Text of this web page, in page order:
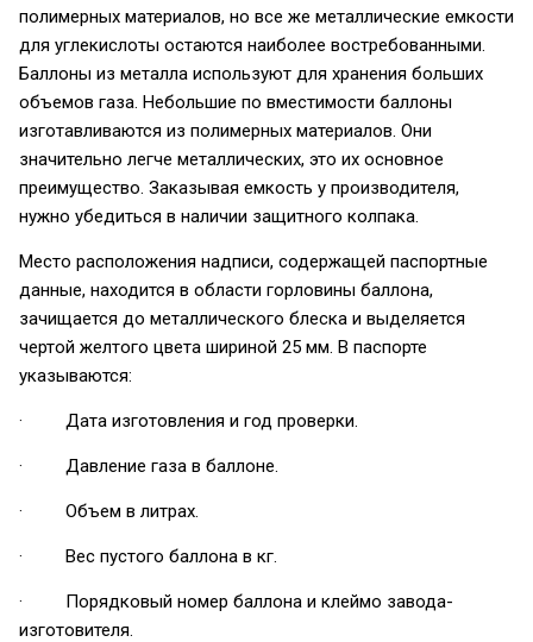
полимерных материалов, но все же металлические емкости
для углекислоты остаются наиболее востребованными.
Баллоны из металла используют для хранения больших
объемов газа. Небольшие по вместимости баллоны
изготавливаются из полимерных материалов. Они
значительно легче металлических, это их основное
преимущество. Заказывая емкость у производителя,
нужно убедиться в наличии защитного колпака.
Место расположения надписи, содержащей паспортные
данные, находится в области горловины баллона,
зачищается до металлического блеска и выделяется
чертой желтого цвета шириной 25 мм. В паспорте
указываются:
· Дата изготовления и год проверки.
· Давление газа в баллоне.
· Объем в литрах.
· Вес пустого баллона в кг.
· Порядковый номер баллона и клеймо завода-
изготовителя.